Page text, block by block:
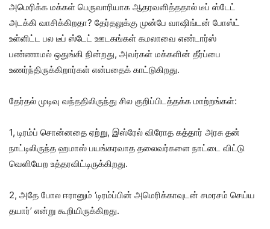
அமெரிக்க மக்கள் பெருவாரியாக ஆதரவளித்ததால் டீப் ஸ்டேட்
அடக்கி வாசிக்கிறதா? தேர்தலுக்கு முன்பே வாஷிங்டன் போஸ்ட்
உள்ளிட்ட பல டீப் ஸ்டேட் ஊடகங்கள் கமலாவை எண்டார்ஸ்
பண்ணாமல் ஒதுங்கி நின்றது, அவர்கள் மக்களின் தீர்ப்பை
உணர்ந்திருக்கிறார்கள் என்பதைக் காட்டுகிறது.
தேர்தல் முடிவு வந்ததிலிருந்து சில குறிப்பிடத்தக்க மாற்றங்கள்:
1, டிரம்ப் சொன்னதை ஏற்று, இஸ்ரேல் விரோத கத்தார் அரசு தன்
நாட்டிலிருந்த ஹமாஸ் பயங்கரவாத தலைவர்களை நாட்டை விட்டு
வெளியேற உத்தரவிட்டிருக்கிறது.
2, அதே போல ஈரானும் ‘டிரம்ப்பின் அமெரிக்காவுடன் சமரசம் செய்ய
தயார்’ என்று கூறியிருக்கிறது.